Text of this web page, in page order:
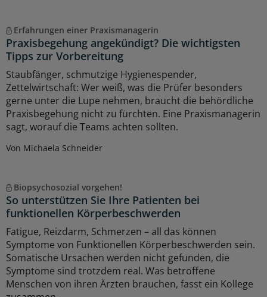
Erfahrungen einer Praxismanagerin
Praxisbegehung angekündigt? Die wichtigsten
Tipps zur Vorbereitung
Staubfänger, schmutzige Hygienespender,
Zettelwirtschaft: Wer weiß, was die Prüfer besonders
gerne unter die Lupe nehmen, braucht die behördliche
Praxisbegehung nicht zu fürchten. Eine Praxismanagerin
sagt, worauf die Teams achten sollten.
Von Michaela Schneider
Biopsychosozial vorgehen!
So unterstützen Sie Ihre Patienten bei
funktionellen Körperbeschwerden
Fatigue, Reizdarm, Schmerzen – all das können
Symptome von Funktionellen Körperbeschwerden sein.
Somatische Ursachen werden nicht gefunden, die
Symptome sind trotzdem real. Was betroffene
Menschen von ihren Ärzten brauchen, fasst ein Kollege